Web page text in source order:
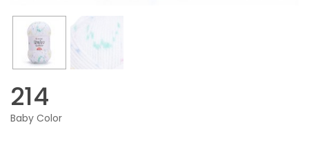
214
Baby Color